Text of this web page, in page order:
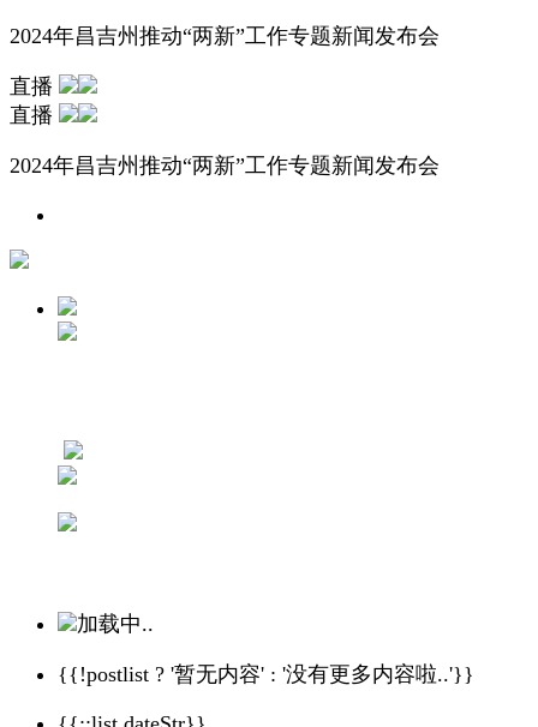
2024年昌吉州推动“两新”工作专题新闻发布会
直播
直播
2024年昌吉州推动“两新”工作专题新闻发布会
加载中..
{{!postlist ? '暂无内容' : '没有更多内容啦..'}}